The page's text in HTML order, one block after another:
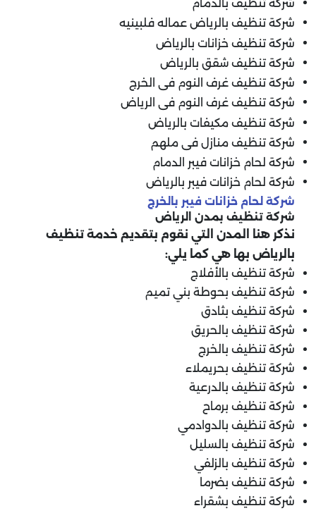
شركة تنظيف بالدمام
شركة تنظيف بالرياض عماله فلبينيه
شركة تنظيف خزانات بالرياض
شركة تنظيف شقق بالرياض
شركة تنظيف غرف النوم فى الخرج
شركة تنظيف غرف النوم فى الرياض
شركة تنظيف مكيفات بالرياض
شركة تنظيف منازل فى ملهم
شركة لحام خزانات فيبر الدمام
شركة لحام خزانات فيبر بالرياض
شركة لحام خزانات فيبر بالخرج
شركة تنظيف بمدن الرياض
نذكر هنا المدن التي نقوم بتقديم خدمة تنظيف
بالرياض بها هي كما يلي:
شركة تنظيف بالأفلاج
شركة تنظيف بحوطة بني تميم
شركة تنظيف بثادق
شركة تنظيف بالحريق
شركة تنظيف بالخرج
شركة تنظيف بحريملاء
شركة تنظيف بالدرعية
شركة تنظيف برماح
شركة تنظيف بالدوادمي
شركة تنظيف بالسليل
شركة تنظيف بالزلفي
شركة تنظيف بضرما
شركة تنظيف بشقراء